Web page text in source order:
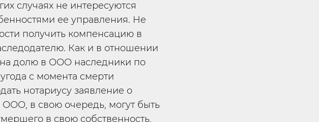
случаях не интересуются
ее управления. Не
получить компенсацию в
Как и в отношении
на долю в ООО наследники по
с момента смерти
нотариусу заявление о
в свою очередь, могут быть
в свою собственность,